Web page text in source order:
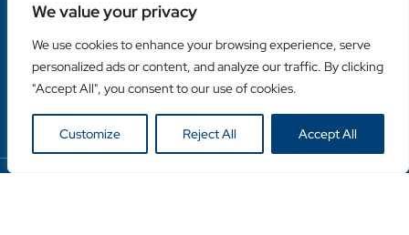
We value your privacy
We use cookies to enhance your browsing experience, serve
personalized ads or content, and analyze our traffic. By clicking
"Accept All", you consent to our use of cookies.
Customize Reject All Accept All
Liens utiles
Login Client
Retailer Login